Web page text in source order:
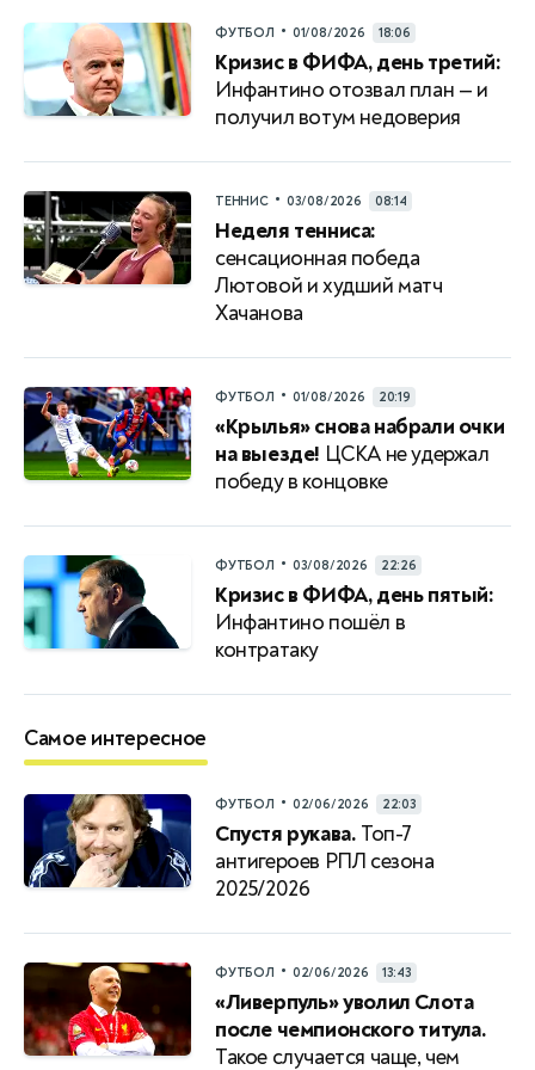
ФУТБОЛ • 01/08/2026 18:06
Кризис в ФИФА, день третий:
Инфантино отозвал план — и
получил вотум недоверия
ТЕННИС • 03/08/2026 08:14
Неделя тенниса:
сенсационная победа
Лютовой и худший матч
Хачанова
ФУТБОЛ • 01/08/2026 20:19
«Крылья» снова набрали очки
на выезде! ЦСКА не удержал
победу в концовке
ФУТБОЛ • 03/08/2026 22:26
Кризис в ФИФА, день пятый:
Инфантино пошёл в
контратаку
Самое интересное
ФУТБОЛ • 02/06/2026 22:03
Спустя рукава. Топ-7
антигероев РПЛ сезона
2025/2026
ФУТБОЛ • 02/06/2026 13:43
«Ливерпуль» уволил Слота
после чемпионского титула.
Такое случается чаще, чем